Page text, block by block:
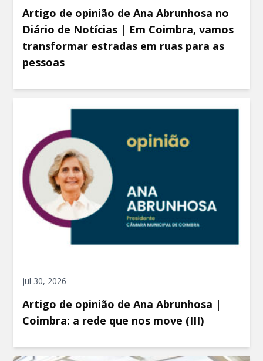
Artigo de opinião de Ana Abrunhosa no
Diário de Notícias | Em Coimbra, vamos
transformar estradas em ruas para as
pessoas
jul 30, 2026
Artigo de opinião de Ana Abrunhosa |
Coimbra: a rede que nos move (III)